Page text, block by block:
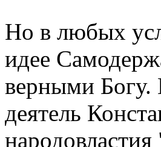
Но в любых
идее
верными Богу.
деятель